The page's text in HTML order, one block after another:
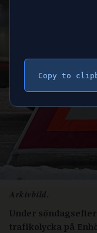
Arkivbild.
Under
trafikolycka på
Copy to